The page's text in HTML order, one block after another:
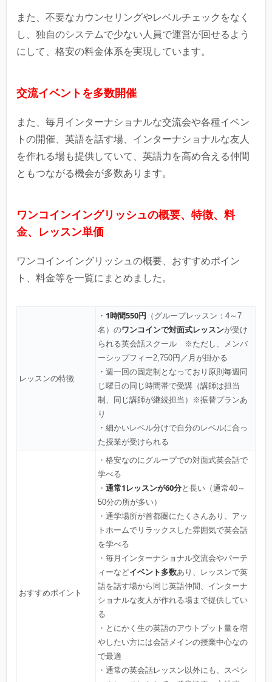
また、不要なカウンセリングやレベルチェックをなく
し、独自のシステムで少ない人員で運営が回せるよう
にして、格安の料金体系を実現しています。
交流イベントを多数開催
また、毎月インターナショナルな交流会や各種イベン
トの開催、英語を話す場、インターナショナルな友人
を作れる場も提供していて、英語力を高め合える仲間
ともつながる機会が多数あります。
ワンコインイングリッシュの概要、特徴、料
金、レッスン単価
ワンコインイングリッシュの概要、おすすめポイン
ト、料金等を一覧にまとめました。
レッスンの特徴
・ 1時間550円 （グループレッスン：4～7
名）のワンコインで対面式レッスンが受け
られる英会話スクール ※ただし、メンバ
ーシップフィー2,750円／月が掛かる
・週一回の固定制となっており原則毎週同
じ曜日の同じ時間帯で受講（講師は担当
制、同じ講師が継続担当）※振替プランあ
り
・細かいレベル分けで自分のレベルに合っ
た授業が受けられる
おすすめポイント
・格安なのにグループでの対面式英会話で
学べる
・ 通常1レッスンが60分と長い（通常40～
50分の所が多い）
・通学場所が首都圏にたくさんあり、アッ
トホームでリラックスした雰囲気で英会話
を学べる
・毎月インターナショナル交流会やパーテ
ィーなどイベント多数あり、レッスンで英
語を話す場から同じ英語仲間、インターナ
ショナルな友人が作れる場まで提供してい
る
・とにかく生の英語のアウトプット量を増
やしたい方には会話メインの授業中心なの
で最適
・通常の英会話レッスン以外にも、スペシ